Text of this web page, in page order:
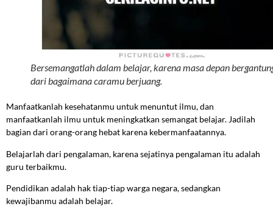
Bersemangatlah dalam belajar, karena masa depan
dari bagaimana caramu berjuang.
Manfaatkanlah kesehatanmu untuk menuntut ilmu, dan
manfaatkanlah ilmu untuk meningkatkan semangat belajar. Jadilah
bagian dari orang-orang hebat karena kebermanfaatannya.
Belajarlah dari pengalaman, karena sejatinya pengalaman itu adalah
guru terbaikmu.
Pendidikan adalah hak tiap-tiap warga negara, sedangkan
kewajibanmu adalah belajar.